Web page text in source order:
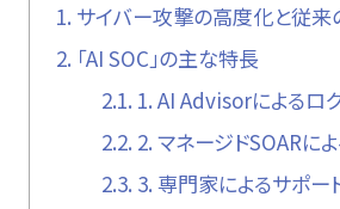
1. サイバー攻撃の高度化と従来
2. 「AI SOC」の主な特長
2.1. 1. AI Advisorによるロ
2.2. 2. マネージドSOARに
2.3. 3. 専門家によるサポー